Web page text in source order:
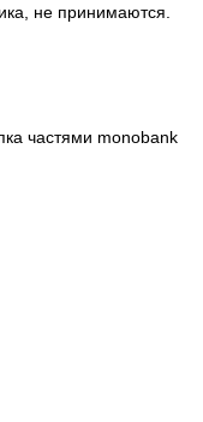
не принимаются.
частями monobank